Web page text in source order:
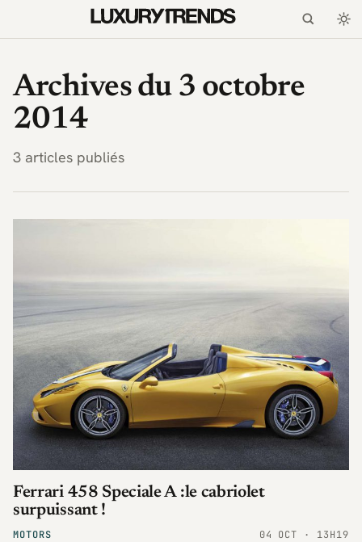
Archives du 3 octobre
2014
3 articles publiés
MOTORS
Ferrari 458 Speciale A :le cabriolet
surpuissant !
04 OCT · 13H19